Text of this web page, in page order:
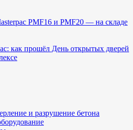
PMF16 и PMF20 — на складе
как прошёл День открытых дверей
и разрушение бетона